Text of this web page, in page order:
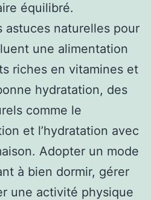
équilibré.
astuces naturelles pour
une alimentation
riches en vitamines et
hydratation, des
comme le
et l’hydratation avec
Adopter un mode
à bien dormir, gérer
une activité physique